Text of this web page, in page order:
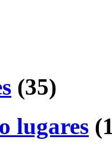
(35)
lugares